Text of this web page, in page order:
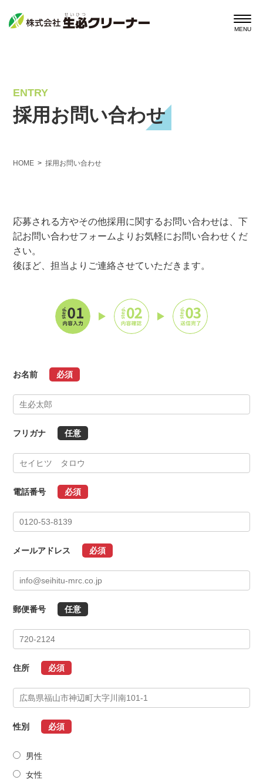
ENTRY
採用お問い合わせ
HOME 採用お問い合わせ
応募される方やその他採用に関するお問い合わせは、下
記お問い合わせフォームよりお気軽にお問い合わせくだ
さい。
後ほど、担当よりご連絡させていただきます。
お名前 必須
フリガナ 任意
電話番号 必須
メールアドレス 必須
郵便番号 任意
住所 必須
性別 必須
男性
女性